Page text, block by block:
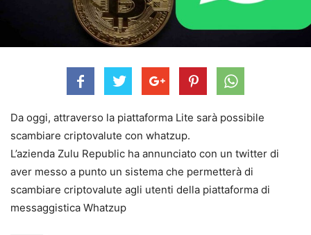
Da oggi, attraverso la piattaforma Lite sarà possibile
scambiare criptovalute con whatzup.
L’azienda Zulu Republic ha annunciato con un twitter di
aver messo a punto un sistema che permetterà di
scambiare criptovalute agli utenti della piattaforma di
messaggistica Whatzup